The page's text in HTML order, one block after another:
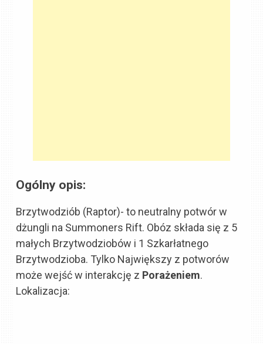
Ogólny opis:
Brzytwodziób (Raptor)- to neutralny potwór w
dżungli na Summoners Rift. Obóz składa się z 5
małych Brzytwodziobów i 1 Szkarłatnego
Brzytwodzioba. Tylko Największy z potworów
może wejść w interakcję z Porażeniem.
Lokalizacja: